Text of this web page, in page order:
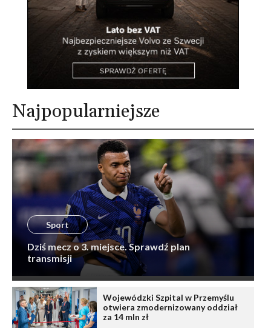
Najpopularniejsze
Sport
Dziś mecz o 3. miejsce. Sprawdź plan
transmisji
Wojewódzki Szpital w Przemyślu
otwiera zmodernizowany oddział
za 14 mln zł